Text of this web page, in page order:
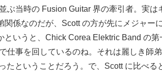
ぶ当時の Fusion Guitar 界の牽引者。実
関係なのだが、Scott の方が先にメジャ
というと、Chick Corea Elektric Band の
仕事を回しているのね。それは麗しき
たということだろう。で、Scott に比べる